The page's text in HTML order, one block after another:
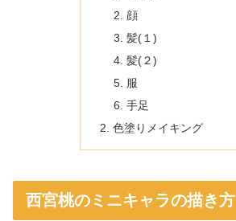
顔
髪(１)
髪(２)
服
手足
色塗りメイキング
西宮桃のミニキャラの描き方